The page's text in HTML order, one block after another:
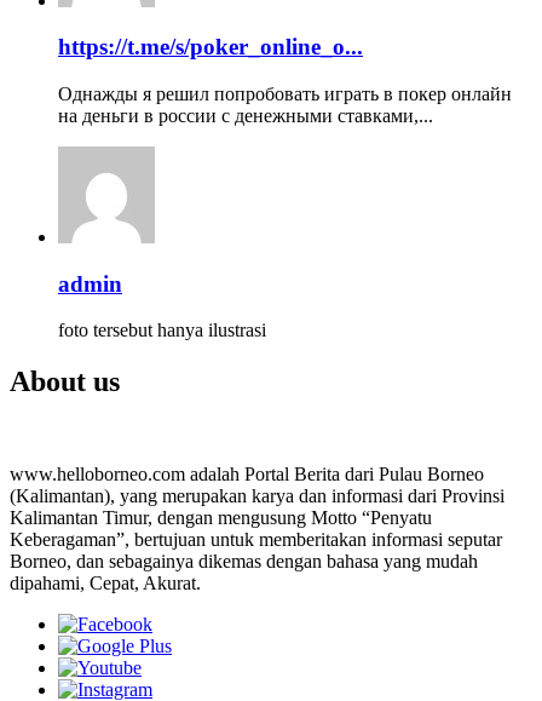
https://t.me/s/poker_online_o...
Однажды я решил попробовать играть в покер онлайн
на деньги в россии с денежными ставками,...
admin
foto tersebut hanya ilustrasi
About us
www.helloborneo.com adalah Portal Berita dari Pulau Borneo
(Kalimantan), yang merupakan karya dan informasi dari Provinsi
Kalimantan Timur, dengan mengusung Motto “Penyatu
Keberagaman”, bertujuan untuk memberitakan informasi seputar
Borneo, dan sebagainya dikemas dengan bahasa yang mudah
dipahami, Cepat, Akurat.